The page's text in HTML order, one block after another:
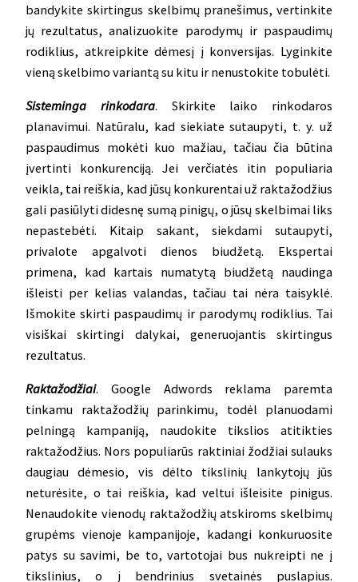
bandykite skirtingus skelbimų pranešimus, vertinkite
jų rezultatus, analizuokite parodymų ir paspaudimų
rodiklius, atkreipkite dėmesį į konversijas. Lyginkite
vieną skelbimo variantą su kitu ir nenustokite tobulėti.
Sisteminga rinkodara. Skirkite laiko rinkodaros
planavimui. Natūralu, kad siekiate sutaupyti, t. y. už
paspaudimus mokėti kuo mažiau, tačiau čia būtina
įvertinti konkurenciją. Jei verčiatės itin populiaria
veikla, tai reiškia, kad jūsų konkurentai už raktažodžius
gali pasiūlyti didesnę sumą pinigų, o jūsų skelbimai liks
nepastebėti. Kitaip sakant, siekdami sutaupyti,
privalote apgalvoti dienos biudžetą. Ekspertai
primena, kad kartais numatytą biudžetą naudinga
išleisti per kelias valandas, tačiau tai nėra taisyklė.
Išmokite skirti paspaudimų ir parodymų rodiklius. Tai
visiškai skirtingi dalykai, generuojantis skirtingus
rezultatus.
Raktažodžiai. Google Adwords reklama paremta
tinkamu raktažodžių parinkimu, todėl planuodami
pelningą kampaniją, naudokite tikslios atitikties
raktažodžius. Nors populiarūs raktiniai žodžiai sulauks
daugiau dėmesio, vis dėlto tikslinių lankytojų jūs
neturėsite, o tai reiškia, kad veltui išleisite pinigus.
Nenaudokite vienodų raktažodžių atskiroms skelbimų
grupėms vienoje kampanijoje, kadangi konkuruosite
patys su savimi, be to, vartotojai bus nukreipti ne į
tikslinius, o į bendrinius svetainės puslapius.